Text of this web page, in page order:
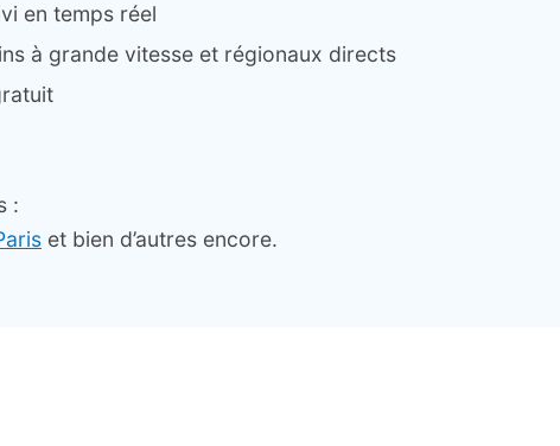
en temps réel
à grande vitesse et régionaux directs
:
et bien d’autres encore.